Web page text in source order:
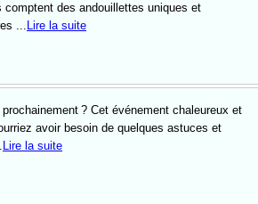
des andouillettes uniques et
... Lire la suite
? Cet événement chaleureux et
avoir besoin de quelques astuces et
Lire la suite